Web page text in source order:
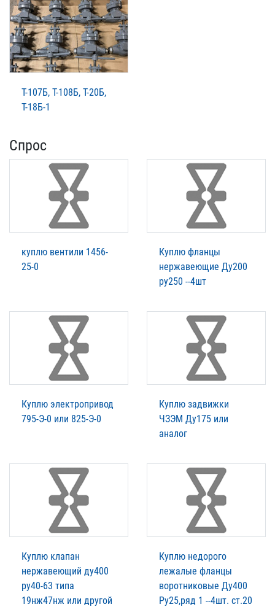
Т-107Б, Т-108Б, Т-20Б,
Т-18Б-1
Спрос
куплю вентили 1456-
25-0
Куплю фланцы
нержавеющие Ду200
ру250 --4шт
Куплю электропривод
795-Э-0 или 825-Э-0
Куплю задвижки
ЧЗЭМ Ду175 или
аналог
Куплю клапан
нержавеющий ду400
ру40-63 типа
19нж47нж или другой
Куплю недорого
лежалые фланцы
воротниковые Ду400
Ру25,ряд 1 --4шт. ст.20